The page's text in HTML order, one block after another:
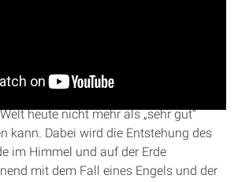
in das Thema. Er beleuchtet
was bei der Schöpfung geschehen
heute nicht mehr als „sehr gut“
kann. Dabei wird die Entstehung des
im Himmel und auf der Erde
mit dem Fall eines Engels und der